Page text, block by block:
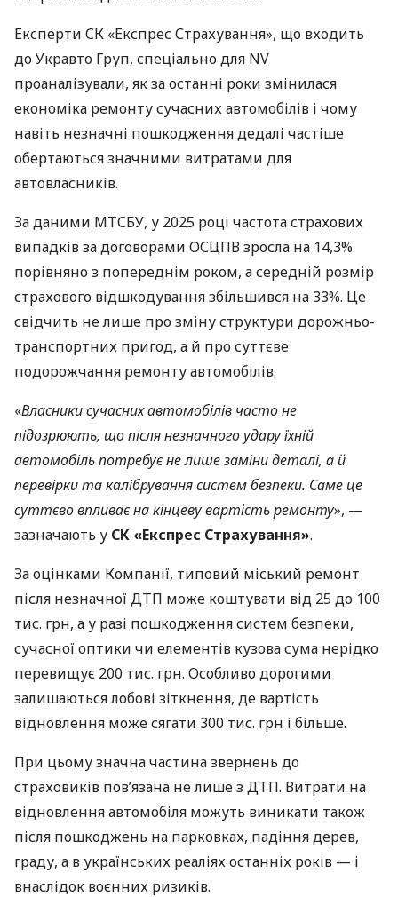
Експерти СК «Експрес Страхування», що входить
до Укравто Груп, спеціально для NV
проаналізували, як за останні роки змінилася
економіка ремонту сучасних автомобілів і чому
навіть незначні пошкодження дедалі частіше
обертаються значними витратами для
автовласників.
За даними МТСБУ, у 2025 році частота страхових
випадків за договорами ОСЦПВ зросла на 14,3%
порівняно з попереднім роком, а середній розмір
страхового відшкодування збільшився на 33%. Це
свідчить не лише про зміну структури дорожньо-
транспортних пригод, а й про суттєве
подорожчання ремонту автомобілів.
«Власники сучасних автомобілів часто не
підозрюють, що після незначного удару їхній
автомобіль потребує не лише заміни деталі, а й
перевірки та калібрування систем безпеки. Саме це
суттєво впливає на кінцеву вартість ремонту», —
зазначають у СК «Експрес Страхування».
За оцінками Компанії, типовий міський ремонт
після незначної ДТП може коштувати від 25 до 100
тис. грн, а у разі пошкодження систем безпеки,
сучасної оптики чи елементів кузова сума нерідко
перевищує 200 тис. грн. Особливо дорогими
залишаються лобові зіткнення, де вартість
відновлення може сягати 300 тис. грн і більше.
При цьому значна частина звернень до
страховиків пов’язана не лише з ДТП. Витрати на
відновлення автомобіля можуть виникати також
після пошкоджень на парковках, падіння дерев,
граду, а в українських реаліях останніх років — і
внаслідок воєнних ризиків.